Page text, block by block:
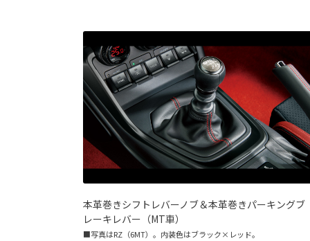
本革巻きシフトレバーノブ＆本革巻きパーキングブ
レーキレバー（MT車）
■写真はRZ（6MT）。内装色はブラック×レッド。